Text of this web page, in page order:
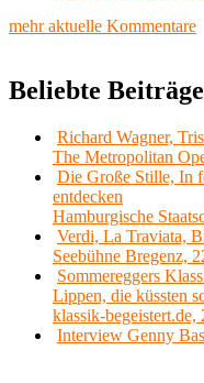
mehr aktuelle Kommentare
Beliebte Beiträge
Richard Wagner,
The Metropolitan
Die Große Stille, In
entdecken
Hamburgische
Verdi, La Traviata,
Seebühne Bregenz,
Sommereggers
Lippen, die küssten
klassik-begeistert.de,
Interview Genny